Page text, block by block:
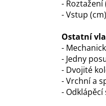
- Roztažení
- Vstup
Ostatní
-
- Jedny
- Dvojité
- Vrchní a
-